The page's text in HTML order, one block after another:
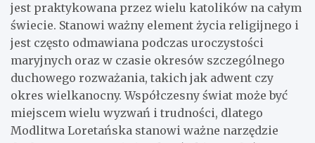
jest praktykowana przez wielu katolików na całym
świecie. Stanowi ważny element życia religijnego i
jest często odmawiana podczas uroczystości
maryjnych oraz w czasie okresów szczególnego
duchowego rozważania, takich jak adwent czy
okres wielkanocny. Współczesny świat może być
miejscem wielu wyzwań i trudności, dlatego
Modlitwa Loretańska stanowi ważne narzędzie